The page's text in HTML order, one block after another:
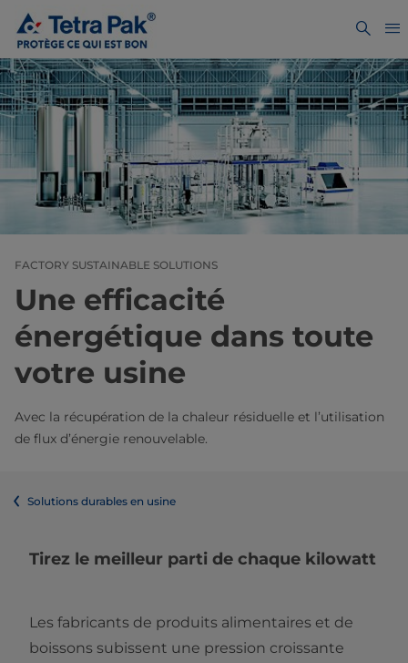
FACTORY SUSTAINABLE SOLUTIONS
Une efficacité
énergétique dans toute
votre usine
Avec la récupération de la chaleur résiduelle et l’utilisation
de flux d’énergie renouvelable.
Solutions durables en usine
Tirez le meilleur parti de chaque kilowatt
Les fabricants de produits alimentaires et de
boissons subissent une pression croissante